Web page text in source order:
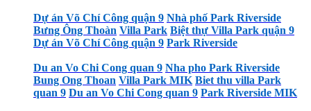
Dự án Võ Chí Công quận 9 Nhà phố Park Riverside
Bưng Ông Thoàn Villa Park Biệt thự Villa Park quận 9
Dự án Võ Chí Công quận 9 Park Riverside
Du an Vo Chi Cong quan 9 Nha pho Park Riverside
Bung Ong Thoan Villa Park MIK Biet thu villa Park
quan 9 Du an Vo Chi Cong quan 9 Park Riverside MIK